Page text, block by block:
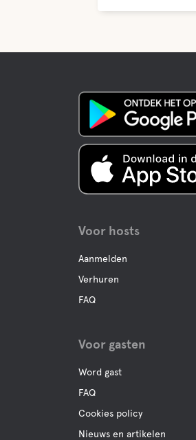
Voor hosts
Aanmelden
Verhuren
FAQ
Voor gasten
Word gast
FAQ
Cookies policy
Nieuws en artikelen